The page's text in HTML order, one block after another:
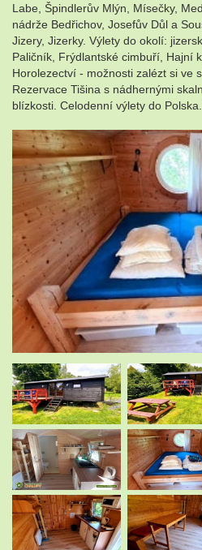
Labe, Špindlerův Mlýn, Mísečky,
nádrže Bedřichov, Josefův Důl a
Jizery, Jizerky. Výlety do okolí:
Paličník, Frýdlantské cimbuří, Hajní
Horolezectví - možnosti zalézt si ve
Rezervace Tišina s nádhernými
blízkosti. Celodenní výlety do